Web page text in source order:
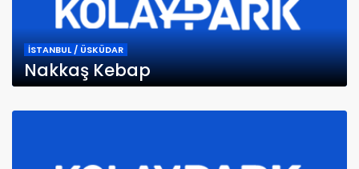
İSTANBUL / ÜSKÜDAR
Nakkaş Kebap